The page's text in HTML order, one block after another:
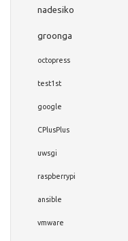
nadesiko
groonga
octopress
test1st
google
CPlusPlus
uwsgi
raspberrypi
ansible
vmware